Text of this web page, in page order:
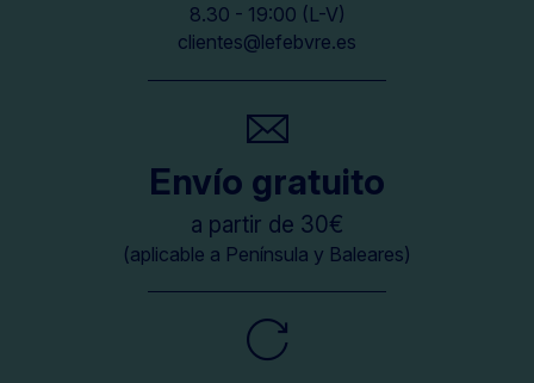
8.30 - 19:00 (L-V)
clientes@lefebvre.es
Envío gratuito
a partir de 30€
(aplicable a Península y Baleares)